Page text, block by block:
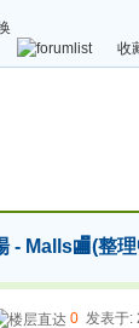
收
- Malls🏬(整
0 发表于: